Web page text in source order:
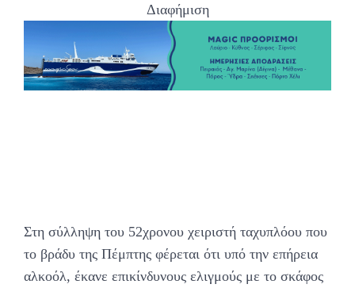
Διαφήμιση
Στη σύλληψη του 52χρονου χειριστή ταχυπλόου που
το βράδυ της Πέμπτης φέρεται ότι υπό την επήρεια
αλκοόλ, έκανε επικίνδυνους ελιγμούς με το σκάφος